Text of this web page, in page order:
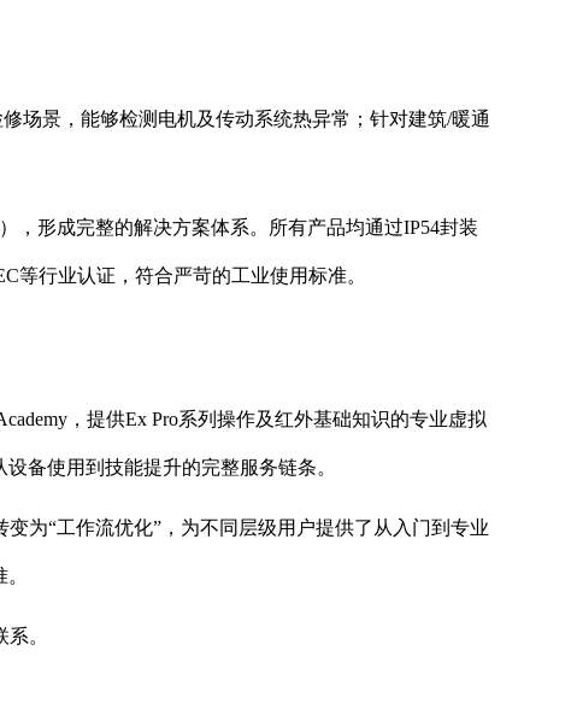
场景，能够检测电机及传动系统热异常；针对建筑/暖通
，形成完整的解决方案体系。所有产品均通过IP54封装
等行业认证，符合严苛的工业使用标准。
，提供Ex Pro系列操作及红外基础知识的专业虚拟
备使用到技能提升的完整服务链条。
为“工作流优化”，为不同层级用户提供了从入门到专业
。